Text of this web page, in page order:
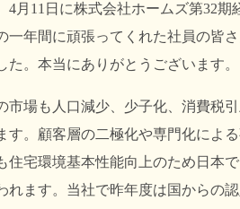
4月 11 日に株式会社ホームズ第32期
一年間に頑張ってくれた社員の皆
た。本当にありがとうございます。
市場も人口減少、少子化、消費税
す。顧客層の二極化や専門化によ
住宅環境基本性能向上のため日本
れます。当社で昨年度は国からの